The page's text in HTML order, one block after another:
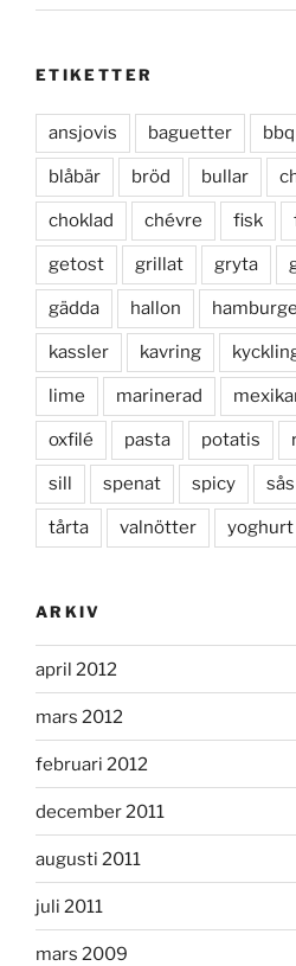
ETIKETTER
ansjovis baguetter bbq
blåbär bröd bullar
choklad chévre fisk
getost grillat gryta
gädda hallon
kassler kavring
lime marinerad
oxfilé pasta potatis
sill spenat spicy sås
tårta valnötter yoghurt
ARKIV
april 2012
mars 2012
februari 2012
december 2011
augusti 2011
juli 2011
mars 2009